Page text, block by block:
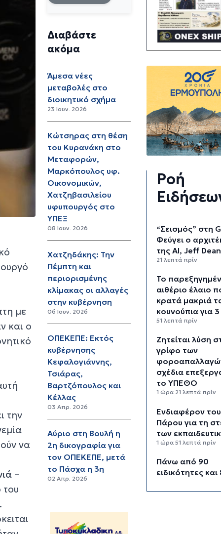
με
και ο
την
να
–
του
Διαβάστε
ακόμα
Άμεσα νέες
μεταβολές στο
διοικητικό σχήμα
23 Ιουν. 2026
Κώτσηρας στη θέση
του Κυρανάκη στο
Μεταφορών,
Μαρκόπουλος υφ.
Οικονομικών,
Χατζηβασιλείου
υφυπουργός στο
ΥΠΕΞ
08 Ιουν. 2026
Χατζηδάκης: Την
Πέμπτη και
περιορισμένης
κλίμακας οι αλλαγές
στην κυβέρνηση
06 Ιουν. 2026
ΟΠΕΚΕΠΕ: Εκτός
κυβέρνησης
Κεφαλογιάννης,
Τσιάρας,
Βαρτζόπουλος και
Κέλλας
03 Απρ. 2026
Αύριο στη Βουλή η
2η δικογραφία για
τον ΟΠΕΚΕΠΕ, μετά
το Πάσχα η 3η
02 Απρ. 2026
Ροή
“Σεισμός” στη
Φεύγει ο
της AI, Jeff Dean
21 λεπτά πρίν
Το
αιθέριο έλαιο
κρατά μακριά
κουνούπια για
51 λεπτά πρίν
Ζητείται λύση
γρίφο των
σχέδια
το ΥΠΕΘΟ
1 ώρα 21 λεπτά πρίν
Ενδιαφέρον
Πάρου για τη
των
1 ώρα 51 λεπτά πρίν
Πάνω από 90
ειδικότητες
ΣΑΕΚ